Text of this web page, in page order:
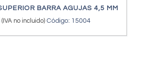
BARRA AGUJAS 4,5 MM
(IVA no incluido) Código: 15004